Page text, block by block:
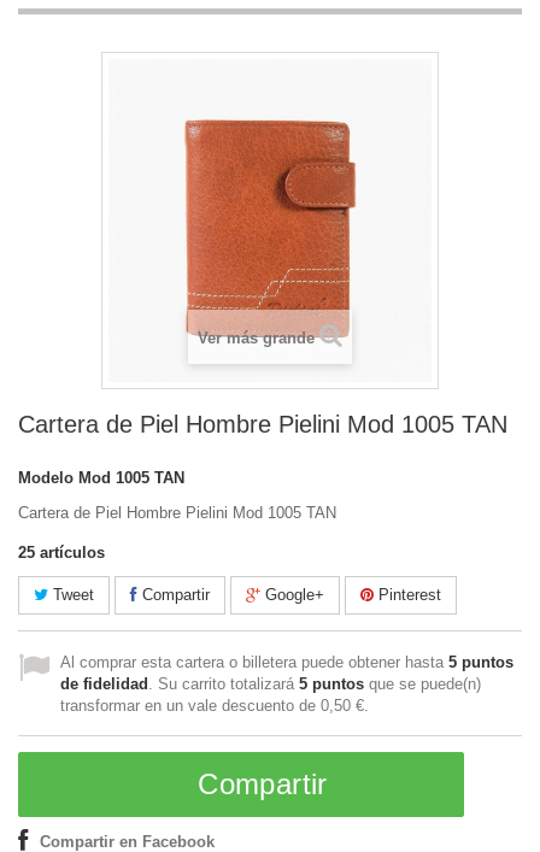
Ver más grande
Cartera de Piel Hombre Pielini Mod 1005 TAN
Modelo Mod 1005 TAN
Cartera de Piel Hombre Pielini Mod 1005 TAN
25 artículos
Tweet Compartir Google+ Pinterest
Al comprar esta cartera o billetera puede obtener hasta 5 puntos
de fidelidad . Su carrito totalizará 5 puntos que se puede(n)
transformar en un vale descuento de 0,50 €.
Compartir
Compartir en Facebook